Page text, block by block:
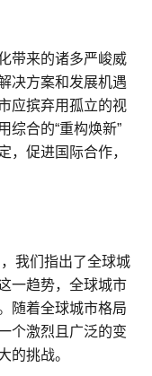
带来的诸多严峻威
决方案和发展机遇
应摈弃用孤立的视
综合的“重构焕新”
，促进国际合作，
我们指出了全球城
一趋势，全球城市
随着全球城市格局
个激烈且广泛的变
的挑战。